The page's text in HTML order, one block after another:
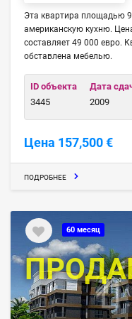
Эта квартира площадью
американскую кухню.
составляет 49 000 евро.
обставлена мебелью.
ID объекта
3445
Дата
2009
Цена 157,500 €
ПОДРОБНЕЕ
60 месяц